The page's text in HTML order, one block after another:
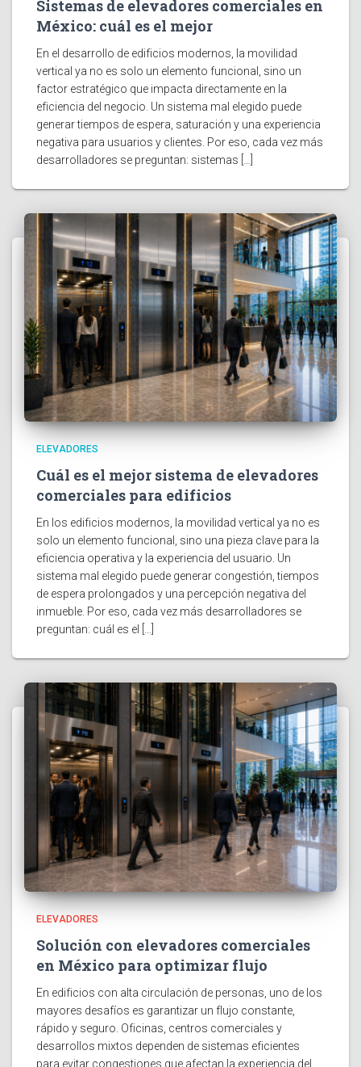
Sistemas de elevadores comerciales en
México: cuál es el mejor
En el desarrollo de edificios modernos, la movilidad
vertical ya no es solo un elemento funcional, sino un
factor estratégico que impacta directamente en la
eficiencia del negocio. Un sistema mal elegido puede
generar tiempos de espera, saturación y una experiencia
negativa para usuarios y clientes. Por eso, cada vez más
desarrolladores se preguntan: sistemas […]
ELEVADORES
Cuál es el mejor sistema de elevadores
comerciales para edificios
En los edificios modernos, la movilidad vertical ya no es
solo un elemento funcional, sino una pieza clave para la
eficiencia operativa y la experiencia del usuario. Un
sistema mal elegido puede generar congestión, tiempos
de espera prolongados y una percepción negativa del
inmueble. Por eso, cada vez más desarrolladores se
preguntan: cuál es el […]
ELEVADORES
Solución con elevadores comerciales
en México para optimizar flujo
En edificios con alta circulación de personas, uno de los
mayores desafíos es garantizar un flujo constante,
rápido y seguro. Oficinas, centros comerciales y
desarrollos mixtos dependen de sistemas eficientes
para evitar congestiones que afectan la experiencia del